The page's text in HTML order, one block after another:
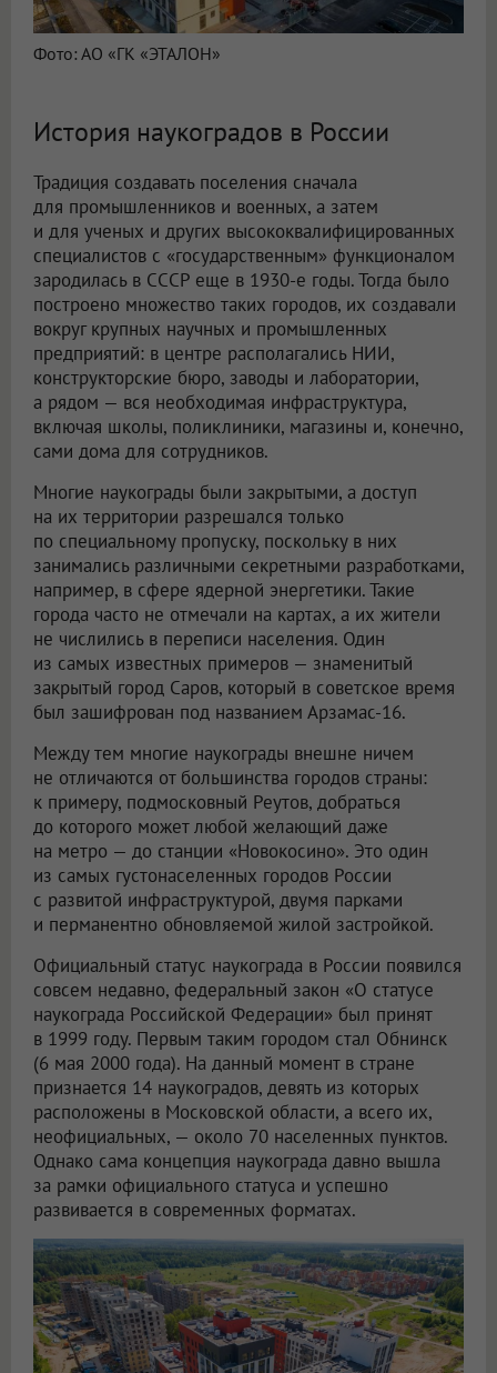
Фото: АО «ГК «ЭТАЛОН»
История наукоградов в России
Традиция создавать поселения сначала
для промышленников и военных, а затем
и для ученых и других высококвалифицированных
специалистов с «государственным» функционалом
зародилась в СССР еще в 1930-е годы. Тогда было
построено множество таких городов, их создавали
вокруг крупных научных и промышленных
предприятий: в центре располагались НИИ,
конструкторские бюро, заводы и лаборатории,
а рядом — вся необходимая инфраструктура,
включая школы, поликлиники, магазины и, конечно,
сами дома для сотрудников.
Многие наукограды были закрытыми, а доступ
на их территории разрешался только
по специальному пропуску, поскольку в них
занимались различными секретными разработками,
например, в сфере ядерной энергетики. Такие
города часто не отмечали на картах, а их жители
не числились в переписи населения. Один
из самых известных примеров — знаменитый
закрытый город Саров, который в советское время
был зашифрован под названием Арзамас-16.
Между тем многие наукограды внешне ничем
не отличаются от большинства городов страны:
к примеру, подмосковный Реутов, добраться
до которого может любой желающий даже
на метро — до станции «Новокосино». Это один
из самых густонаселенных городов России
с развитой инфраструктурой, двумя парками
и перманентно обновляемой жилой застройкой.
Официальный статус наукограда в России появился
совсем недавно, федеральный закон «О статусе
наукограда Российской Федерации» был принят
в 1999 году. Первым таким городом стал Обнинск
(6 мая 2000 года). На данный момент в стране
признается 14 наукоградов, девять из которых
расположены в Московской области, а всего их,
неофициальных, — около 70 населенных пунктов.
Однако сама концепция наукограда давно вышла
за рамки официального статуса и успешно
развивается в современных форматах.